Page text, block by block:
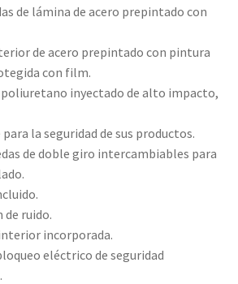
de lámina de acero prepintado con
de acero prepintado con pintura
con film.
inyectado de alto impacto,
la seguridad de sus productos.
de doble giro intercambiables para
de ruido.
incorporada.
eléctrico de seguridad